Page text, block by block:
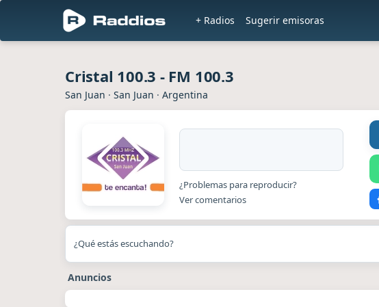
+ Radios Sugerir emisoras
Cristal 100.3 - FM 100.3
San Juan · San Juan · Argentina
¿Problemas para reproducir?
Ver comentarios
¿Qué estás escuchando?
Anuncios